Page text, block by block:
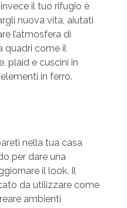
il tuo rifugio è
nuova vita, aiutati
l’atmosfera di
quadri come il
plaid e cuscini in
in ferro.
nella tua casa
per dare una
il look. Il
da utilizzare come
ambienti